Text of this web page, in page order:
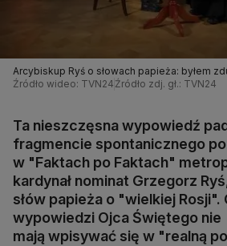
Arcybiskup Ryś o słowach papieża: byłem
Źródło wideo: TVN24 Źródło zdj. gł.: TVN24
Ta nieszczęsna wypowiedź
fragmencie spontanicznego
w "Faktach po Faktach"
kardynał nominat Grzegorz
słów papieża o "wielkiej Rosji".
wypowiedzi Ojca Świętego nie
mają wpisywać się w "realną